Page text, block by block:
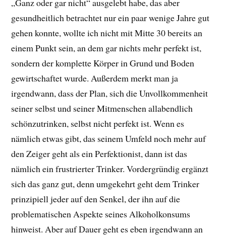
„Ganz oder gar nicht“ ausgelebt habe, das aber
gesundheitlich betrachtet nur ein paar wenige Jahre gut
gehen konnte, wollte ich nicht mit Mitte 30 bereits an
einem Punkt sein, an dem gar nichts mehr perfekt ist,
sondern der komplette Körper in Grund und Boden
gewirtschaftet wurde. Außerdem merkt man ja
irgendwann, dass der Plan, sich die Unvollkommenheit
seiner selbst und seiner Mitmenschen allabendlich
schönzutrinken, selbst nicht perfekt ist. Wenn es
nämlich etwas gibt, das seinem Umfeld noch mehr auf
den Zeiger geht als ein Perfektionist, dann ist das
nämlich ein frustrierter Trinker. Vordergründig ergänzt
sich das ganz gut, denn umgekehrt geht dem Trinker
prinzipiell jeder auf den Senkel, der ihn auf die
problematischen Aspekte seines Alkoholkonsums
hinweist. Aber auf Dauer geht es eben irgendwann an